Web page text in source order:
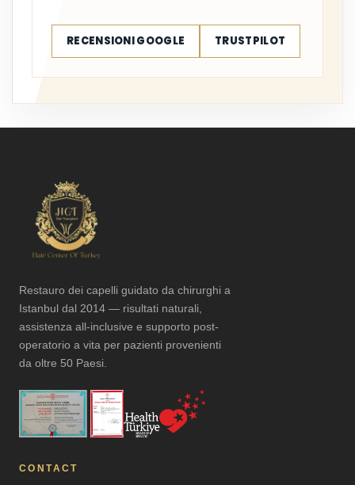
RECENSIONI GOOGLE TRUSTPILOT
Restauro dei capelli guidato da chirurghi a
Istanbul dal 2014 — risultati naturali,
assistenza all-inclusive e supporto post-
operatorio a vita per pazienti provenienti
da oltre 50 Paesi.
CONTACT